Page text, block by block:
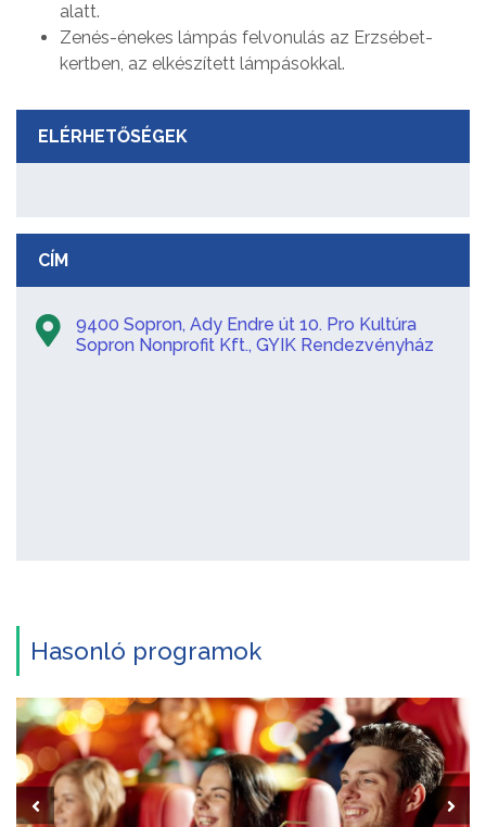
alatt.
Zenés-énekes lámpás felvonulás az Erzsébet-
kertben, az elkészített lámpásokkal.
ELÉRHETŐSÉGEK
CÍM
9400 Sopron, Ady Endre út 10. Pro Kultúra
Sopron Nonprofit Kft., GYIK Rendezvényház
Hasonló programok